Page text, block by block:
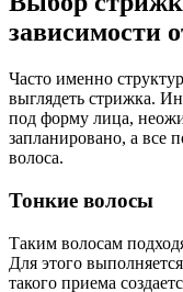
зависимости
Часто именно
выглядеть стрижка.
под форму лица,
запланировано, а все
волоса.
Тонкие волосы
Таким волосам
Для этого
такого приема